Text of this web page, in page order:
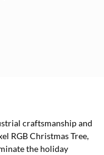
craftsmanship and
RGB Christmas Tree,
the holiday